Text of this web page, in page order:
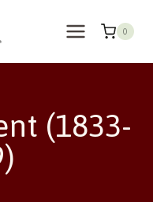
0
(1833-